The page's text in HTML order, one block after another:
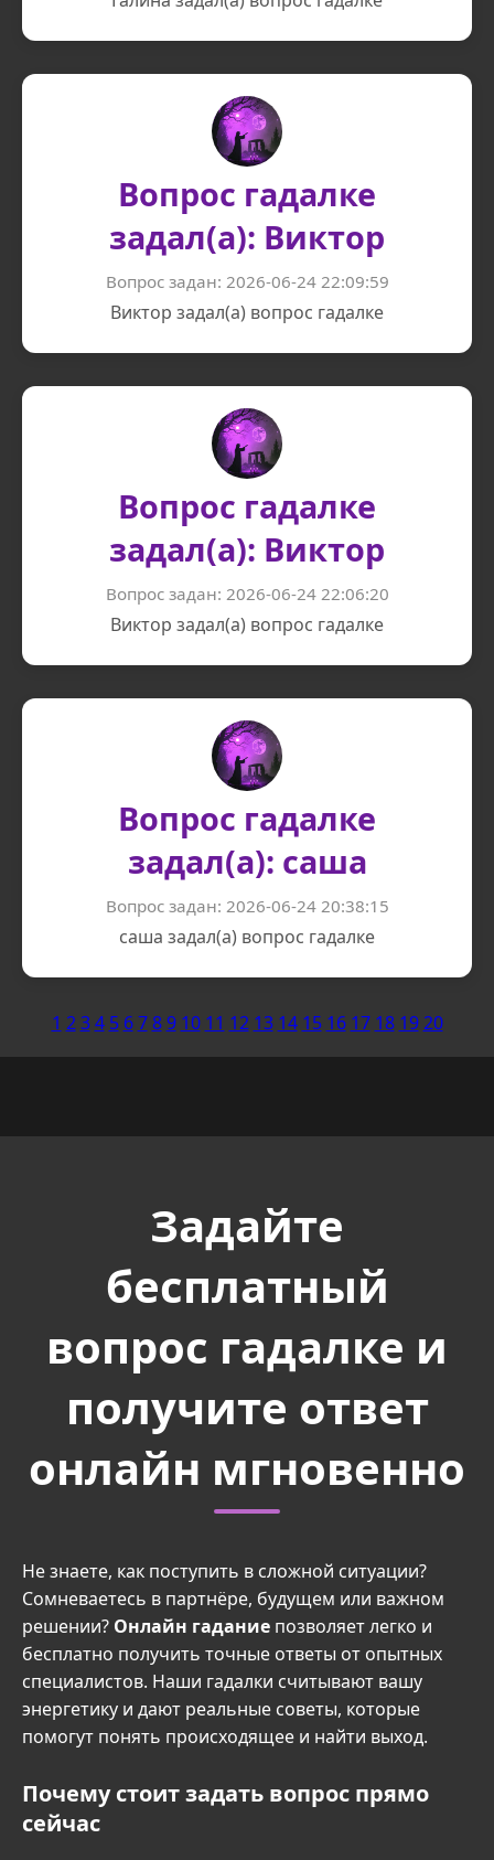
Вопрос гадалке
задал(а): Виктор
Вопрос задан: 2026-06-24 22:09:59
Виктор задал(а) вопрос гадалке
Вопрос гадалке
задал(а): Виктор
Вопрос задан: 2026-06-24 22:06:20
Виктор задал(а) вопрос гадалке
Вопрос гадалке
задал(а): саша
Вопрос задан: 2026-06-24 20:38:15
саша задал(а) вопрос гадалке
1 2 3 4 5 6 7 8 9 10 11 12 13 14 15 16 17 18 19 20
Задайте
бесплатный
вопрос гадалке и
получите ответ
онлайн мгновенно
Не знаете, как поступить в сложной ситуации?
Сомневаетесь в партнёре, будущем или важном
решении? Онлайн гадание позволяет легко и
бесплатно получить точные ответы от опытных
специалистов. Наши гадалки считывают вашу
энергетику и дают реальные советы, которые
помогут понять происходящее и найти выход.
Почему стоит задать вопрос прямо
сейчас